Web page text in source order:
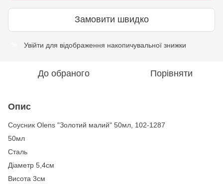
Замовити швидко
Увійти для відображення накопичувальної знижки
До обраного Порівняти
Опис
Соусник Olens "Золотий малий" 50мл, 102-1287
50мл
Сталь
Діаметр 5,4см
Висота 3см